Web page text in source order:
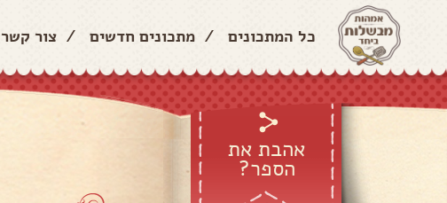
כל המתכונים / מתכונים חדשים / צור קשר
אהבת את
הספר?